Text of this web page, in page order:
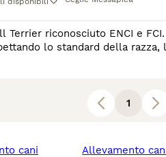
Terrier riconosciuto ENCI e
lo standard della
1
allevamento cani